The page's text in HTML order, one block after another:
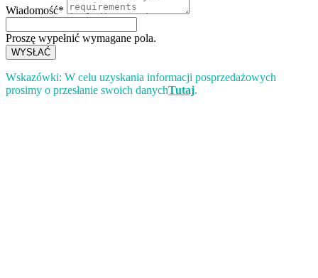
Wiadomość*
Proszę wypełnić wymagane pola.
WYSŁAĆ
Wskazówki: W celu uzyskania informacji posprzedażowych
prosimy o przesłanie swoich danychTutaj.